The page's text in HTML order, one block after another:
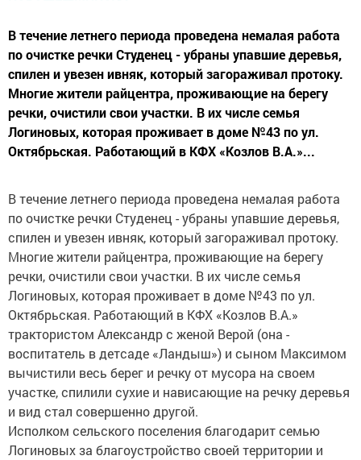
В течение летнего периода проведена немалая работа
по очистке речки Студенец - убраны упавшие деревья,
спилен и увезен ивняк, который загораживал протоку.
Многие жители райцентра, проживающие на берегу
речки, очистили свои участки. В их числе семья
Логиновых, которая проживает в доме №43 по ул.
Октябрьская. Работающий в КФХ «Козлов В.А.»...
В течение летнего периода проведена немалая работа
по очистке речки Студенец - убраны упавшие деревья,
спилен и увезен ивняк, который загораживал протоку.
Многие жители райцентра, проживающие на берегу
речки, очистили свои участки. В их числе семья
Логиновых, которая проживает в доме №43 по ул.
Октябрьская. Работающий в КФХ «Козлов В.А.»
трактористом Александр с женой Верой (она -
воспитатель в детсаде «Ландыш») и сыном Максимом
вычистили весь берег и речку от мусора на своем
участке, спилили сухие и нависающие на речку деревья
и вид стал совершенно другой.
Исполком сельского поселения благодарит семью
Логиновых за благоустройство своей территории и